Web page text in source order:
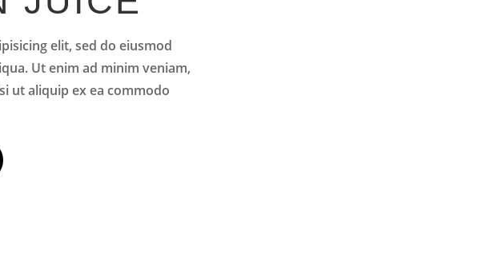
elit, sed do eiusmod
Ut enim ad minim veniam,
ut aliquip ex ea commodo